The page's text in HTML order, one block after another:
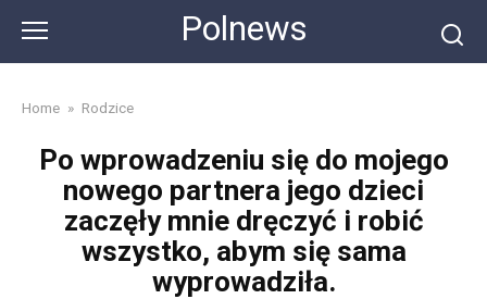
content
Polnews
Home » Rodzice
Po wprowadzeniu się do mojego
nowego partnera jego dzieci
zaczęły mnie dręczyć i robić
wszystko, abym się sama
wyprowadziła.